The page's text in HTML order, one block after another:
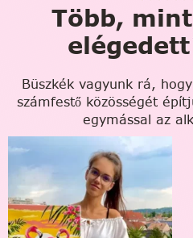
Több, mint
Büszkék vagyunk rá,
számfestő közösségét
egymással az